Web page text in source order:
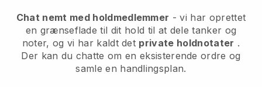
Chat nemt med holdmedlemmer - vi har oprettet
en grænseflade til dit hold til at dele tanker og
noter, og vi har kaldt det private holdnotater .
Der kan du chatte om en eksisterende ordre og
samle en handlingsplan.